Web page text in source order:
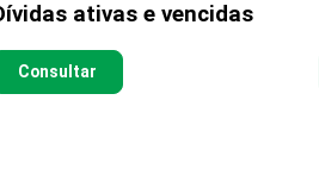
ativas e vencidas
Consultar